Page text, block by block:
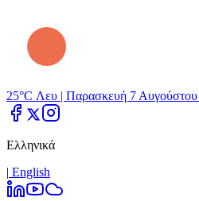
25°C Λευ | Παρασκευή 7
Ελληνικά
| Εnglish